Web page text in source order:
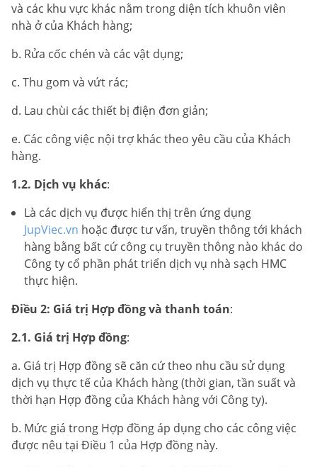
và các khu vực khác nằm trong diện tích khuôn viên
nhà ở của Khách hàng;
b. Rửa cốc chén và các vật dụng;
c. Thu gom và vứt rác;
d. Lau chùi các thiết bị điện đơn giản;
e. Các công việc nội trợ khác theo yêu cầu của Khách
hàng.
1.2. Dịch vụ khác:
Là các dịch vụ được hiển thị trên ứng dụng
JupViec.vn hoặc được tư vấn, truyền thông tới khách
hàng bằng bất cứ công cụ truyền thông nào khác do
Công ty cổ phần phát triển dịch vụ nhà sạch HMC
thực hiện.
Điều 2: Giá trị Hợp đồng và thanh toán:
2.1. Giá trị Hợp đồng:
a. Giá trị Hợp đồng sẽ căn cứ theo nhu cầu sử dụng
dịch vụ thực tế của Khách hàng (thời gian, tần suất và
thời hạn Hợp đồng của Khách hàng với Công ty).
b. Mức giá trong Hợp đồng áp dụng cho các công việc
được nêu tại Điều 1 của Hợp đồng này.